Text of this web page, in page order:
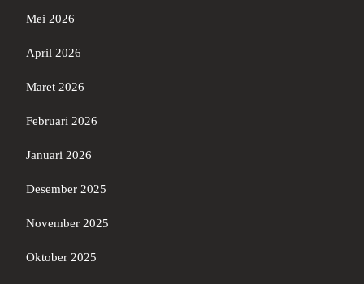
Mei 2026
April 2026
Maret 2026
Februari 2026
Januari 2026
Desember 2025
November 2025
Oktober 2025